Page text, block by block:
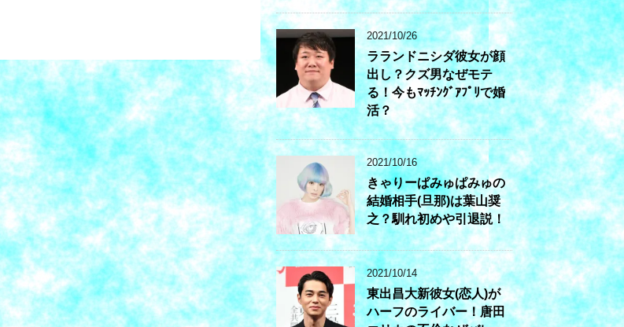
2021/10/26
ラランドニシダ彼女が顔
出し？クズ男なぜモテ
る！今もﾏｯﾁﾝｸﾞｱﾌﾟﾘで婚
活？
2021/10/16
きゃりーぱみゅぱみゅの
結婚相手(旦那)は葉山奨
之？馴れ初めや引退説！
2021/10/14
東出昌大新彼女(恋人)が
ハーフのライバー！唐田